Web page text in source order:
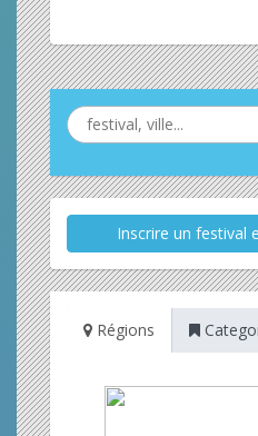
Inscrire un festival
Régions